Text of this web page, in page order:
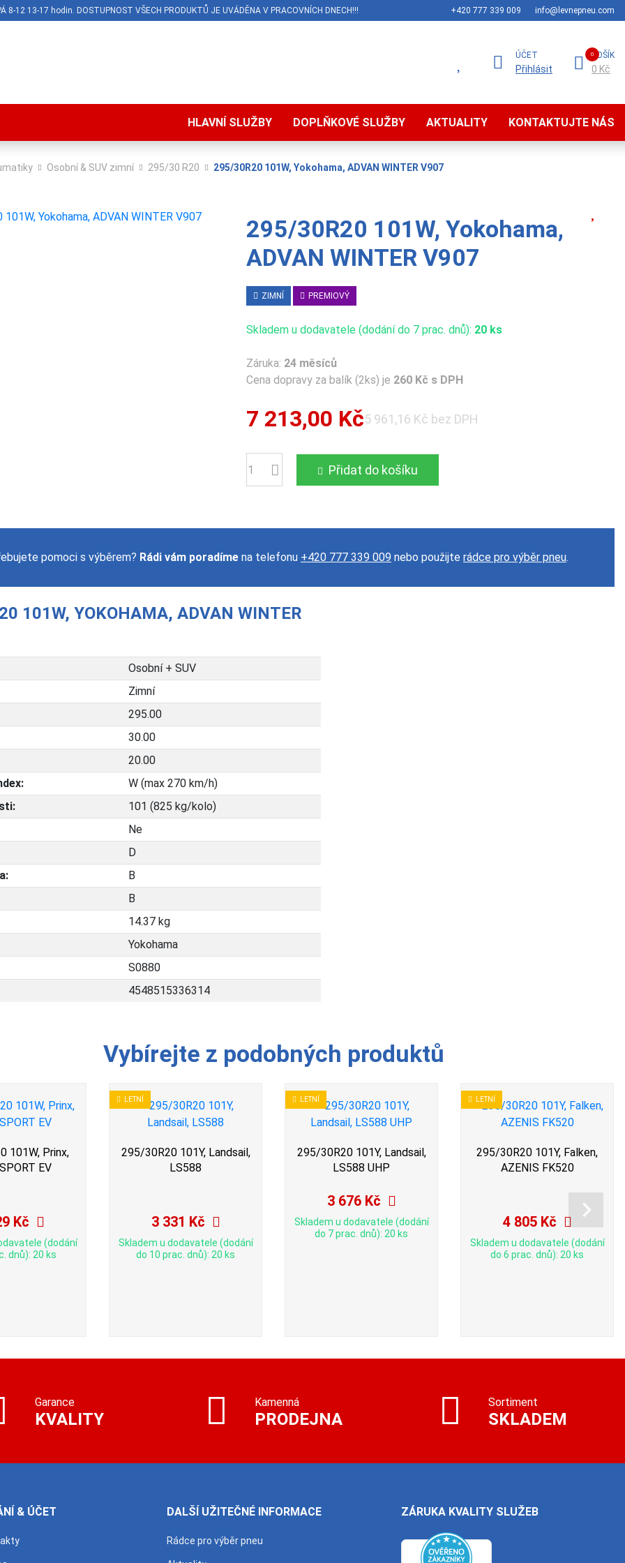
8-12 13-17 hodin. DOSTUPNOST VŠECH PRODUKTŮ JE UVÁDĚNA V PRACOVNÍCH DNECH!!! +420 777 339 009 info@levnepneu.com
ÚČET
Přihlásit
KOŠÍK
0 Kč
HLAVNÍ SLUŽBY DOPLŇKOVÉ SLUŽBY AKTUALITY KONTAKTUJTE NÁS
Osobní & SUV zimní 295/30 R20 295/30R20 101W, Yokohama, ADVAN WINTER V907
295/30R20 101W, Yokohama,
ADVAN WINTER V907
ZIMNÍ PREMIOVÝ
Skladem u dodavatele (dodání do 7 prac. dnů): 20 ks
Záruka: 24 měsíců
Cena dopravy za balík (2ks) je 260 Kč s DPH
7 213,00 Kč5 961,16 Kč bez DPH
Počet Přidat do košíku
pomoci s výběrem? Rádi vám poradíme na telefonu +420 777 339 009 nebo použijte rádce pro výběr pneu.
101W, YOKOHAMA, ADVAN WINTER
Osobní + SUV
Zimní
295.00
30.00
20.00
W (max 270 km/h)
101 (825 kg/kolo)
Ne
D
B
B
14.37 kg
Yokohama
S0880
4548515336314
Vybírejte z podobných produktů
101W, Prinx,
EV
Kč
(dodání
dnů): 20 ks
LETNÍ
295/30R20 101Y, Landsail,
LS588
3 331 Kč
Skladem u dodavatele (dodání
do 10 prac. dnů): 20 ks
LETNÍ
295/30R20 101Y, Landsail,
LS588 UHP
3 676 Kč
Skladem u dodavatele (dodání
do 7 prac. dnů): 20 ks
LETNÍ
295/30R20 101Y, Falken,
AZENIS FK520
4 805 Kč
Skladem u dodavatele (dodání
do 6 prac. dnů): 20 ks
Garance
KVALITY
Kamenná
PRODEJNA
Sortiment
SKLADEM
& ÚČET DALŠÍ UŽITEČNÉ INFORMACE
Rádce pro výběr pneu
ZÁRUKA KVALITY SLUŽEB